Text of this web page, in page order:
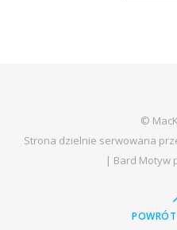
©
Strona dzielnie serwowana
| Bard Motyw